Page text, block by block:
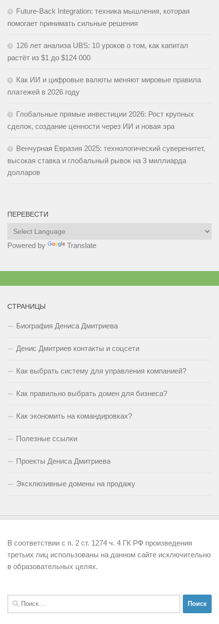
Future-Back Integration: техника мышления, которая
помогает принимать сильные решения
126 лет анализа UBS: 10 уроков о том, как капитал
растёт из $1 до $124 000
Как ИИ и цифровые валюты меняют мировые правила
платежей в 2026 году
Глобальные прямые инвестиции 2026: Рост крупных
сделок, создание ценности через ИИ и новая эра
Венчурная Евразия 2025: технологический суверенитет,
высокая ставка и глобальный рывок на 3 миллиарда
долларов
ПЕРЕВЕСТИ
Powered by Translate
СТРАНИЦЫ
Биография Дениса Дмитриева
Денис Дмитриев контакты и соцсети
Как выбрать систему для управления компанией?
Как правильно выбрать домен для бизнеса?
Как экономить на командировках?
Полезные ссылки
Проекты Дениса Дмитриева
Эксклюзивные домены на продажу
В соответствии с п. 2 ст. 1274 ч. 4 ГК РФ произведения
третьих лиц использованы на данном сайте исключительно
в образовательных целях.
Найти: